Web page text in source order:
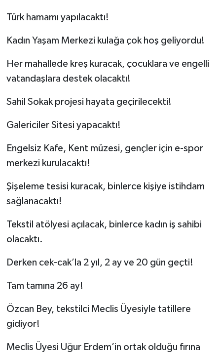
Türk hamamı yapılacaktı!
Kadın Yaşam Merkezi kulağa çok hoş geliyordu!
Her mahallede kreş kuracak, çocuklara ve engelli
vatandaşlara destek olacaktı!
Sahil Sokak projesi hayata geçirilecekti!
Galericiler Sitesi yapacaktı!
Engelsiz Kafe, Kent müzesi, gençler için e-spor
merkezi kurulacaktı!
Şişeleme tesisi kuracak, binlerce kişiye istihdam
sağlanacaktı!
Tekstil atölyesi açılacak, binlerce kadın iş sahibi
olacaktı.
Derken cek-cak’la 2 yıl, 2 ay ve 20 gün geçti!
Tam tamına 26 ay!
Özcan Bey, tekstilci Meclis Üyesiyle tatillere
gidiyor!
Meclis Üyesi Uğur Erdem’in ortak olduğu fırına